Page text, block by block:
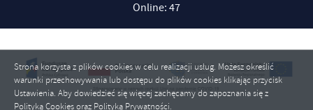
Online: 47
Strona korzysta z plików cookies w celu realizacji usług. Możesz określić
warunki przechowywania lub dostępu do plików cookies klikając przycisk
Ustawienia. Aby dowiedzieć się więcej zachęcamy do zapoznania się z
Polityką Cookies oraz Polityką Prywatności.